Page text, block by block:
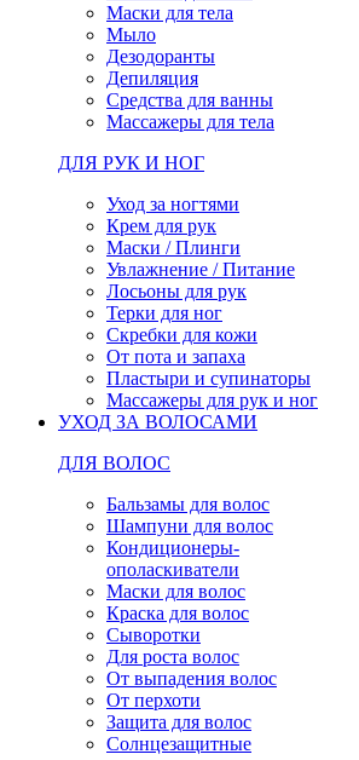
Маски для тела
Мыло
Дезодоранты
Депиляция
Средства для ванны
Массажеры для тела
ДЛЯ РУК И НОГ
Уход за ногтями
Крем для рук
Маски / Плинги
Увлажнение / Питание
Лосьоны для рук
Терки для ног
Скребки для кожи
От пота и запаха
Пластыри и супинаторы
Массажеры для рук и ног
УХОД ЗА ВОЛОСАМИ
ДЛЯ ВОЛОС
Бальзамы для волос
Шампуни для волос
Кондиционеры-
ополаскиватели
Маски для волос
Краска для волос
Сыворотки
Для роста волос
От выпадения волос
От перхоти
Защита для волос
Солнцезащитные